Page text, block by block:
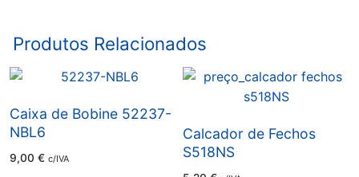
Produtos Relacionados
Caixa de Bobine 52237-
NBL6
9,00 € c/IVA
Calcador de Fechos
S518NS